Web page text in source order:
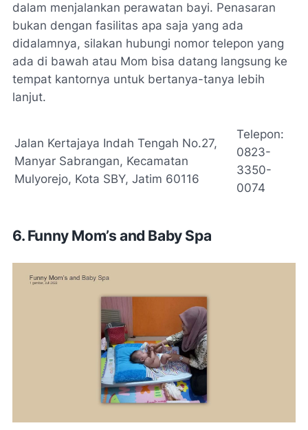
dalam menjalankan perawatan bayi. Penasaran
bukan dengan fasilitas apa saja yang ada
didalamnya, silakan hubungi nomor telepon yang
ada di bawah atau Mom bisa datang langsung ke
tempat kantornya untuk bertanya-tanya lebih
lanjut.
Jalan Kertajaya Indah Tengah No.27,
Manyar Sabrangan, Kecamatan
Mulyorejo, Kota SBY, Jatim 60116
Telepon:
0823-
3350-
0074
6. Funny Mom’s and Baby Spa